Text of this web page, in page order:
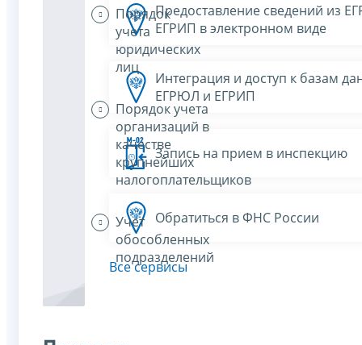
Порядок
учета
юридических
лиц
Порядок учета
организаций в
качестве
крупнейших
налогоплательщиков
Учет
обособленных
подразделений
Предоставление сведений из
ЕГРИП в электронном виде
Интеграция и доступ к базам
ЕГРЮЛ и ЕГРИП
Запись на прием в инспекцию
Обратиться в ФНС России
Все сервисы